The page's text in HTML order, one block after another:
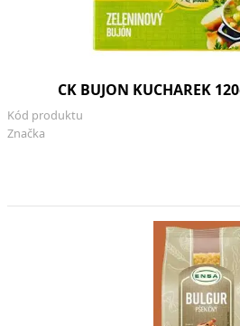
CK BUJON KUCHAREK
Značka
Kód produktu